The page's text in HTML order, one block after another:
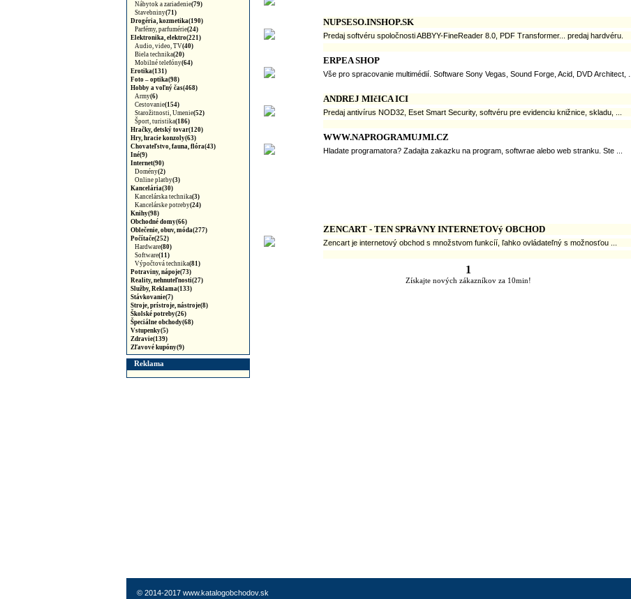
Nábytok a zariadenie(79)
Stavebniny(71)
Drogéria, kozmetika(190)
Parfémy, parfumérie(24)
Elektronika, elektro(221)
Audio, video, TV(40)
Biela technika(20)
Mobilné telefóny(64)
Erotika(131)
Foto – optika(98)
Hobby a voľný čas(468)
Army(6)
Cestovanie(154)
Starožitnosti, Umenie(52)
Šport, turistika(186)
Hračky, detský tovar(120)
Hry, hracie konzoly(63)
Chovateľstvo, fauna, flóra(43)
Iné(9)
Internet(90)
Domény(2)
Online platby(3)
Kancelária(30)
Kancelárska technika(3)
Kancelárske potreby(24)
Knihy(98)
Obchodné domy(66)
Oblečenie, obuv, móda(277)
Počítače(252)
Hardware(80)
Software(11)
Výpočtová technika(81)
Potraviny, nápoje(73)
Reality, nehnuteľnosti(27)
Služby, Reklama(133)
Stávkovanie(7)
Stroje, prístroje, nástroje(8)
Školské potreby(26)
Špeciálne obchody(68)
Vstupenky(5)
Zdravie(139)
Zľavové kupóny(9)
Reklama
NUPSESO.INSHOP.SK
Predaj softvéru spoločnosti ABBYY-FineReader 8.0, PDF Transformer... predaj hardvéru.
ERPEA SHOP
Vše pro spracovanie multimédií. Software Sony Vegas, Sound Forge, Acid, DVD Architect, ...
ANDREJ MIčICA ICI
Predaj antivírus NOD32, Eset Smart Security, softvéru pre evidenciu knižnice, skladu, ...
WWW.NAPROGRAMUJMI.CZ
Hladate programatora? Zadajta zakazku na program, softwrae alebo web stranku. Ste ...
ZENCART - TEN SPRáVNY INTERNETOVý OBCHOD
Zencart je internetový obchod s množstvom funkcíí, ľahko ovládateľný s možnosťou ...
1
Získajte nových zákazníkov za 10min!
© 2014-2017 www.katalogobchodov.sk